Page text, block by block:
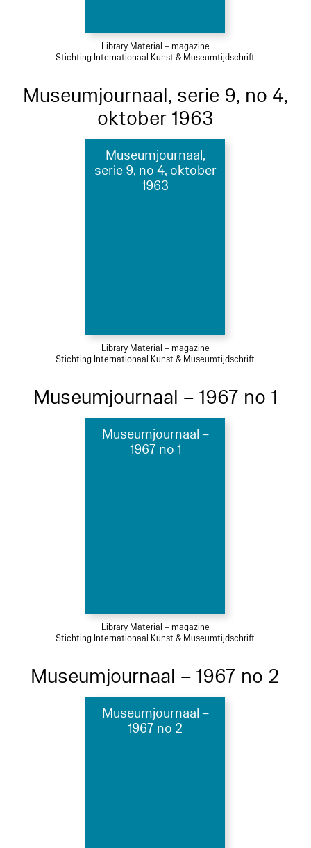
Library Material – magazine
Stichting Internationaal Kunst & Museumtijdschrift
Museumjournaal, serie 9, no 4,
oktober 1963
Museumjournaal,
serie 9, no 4, oktober
1963
Library Material – magazine
Stichting Internationaal Kunst & Museumtijdschrift
Museumjournaal – 1967 no 1
Museumjournaal –
1967 no 1
Library Material – magazine
Stichting Internationaal Kunst & Museumtijdschrift
Museumjournaal – 1967 no 2
Museumjournaal –
1967 no 2